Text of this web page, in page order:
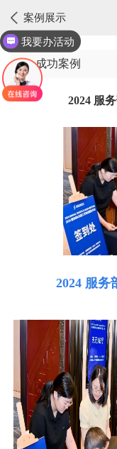
案例展示
成功案例
2024 服
2024 服务
我要办活动